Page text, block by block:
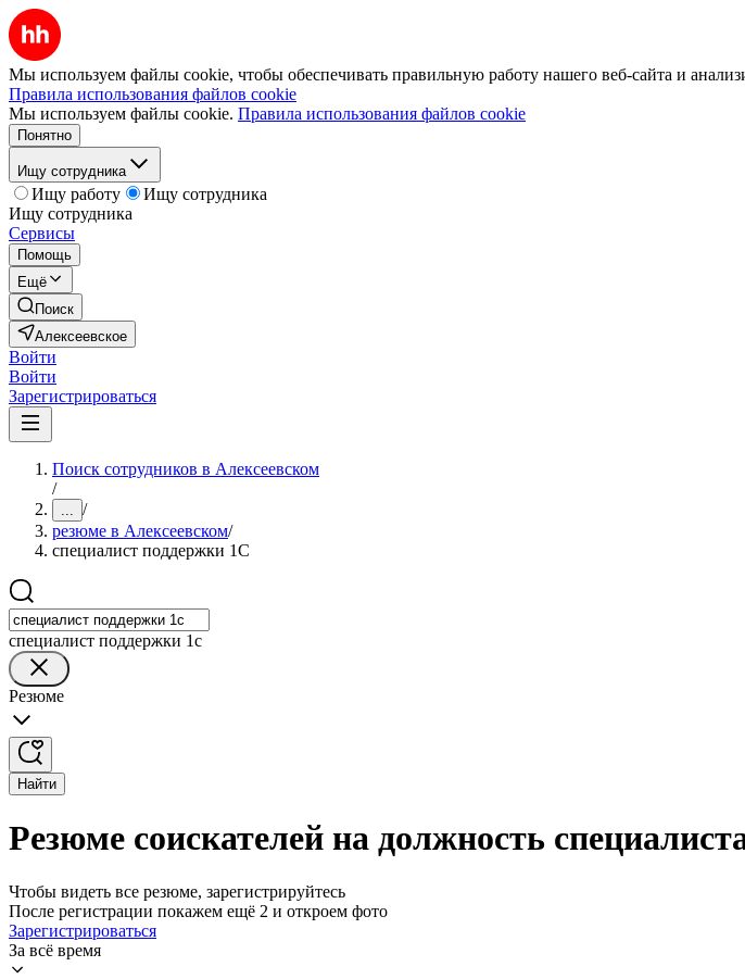
Мы используем файлы cookie, чтобы обеспечивать правильную работу нашего веб-сайта и
Правила использования файлов cookie
Мы используем файлы cookie. Правила использования файлов cookie
Понятно
Ищу сотрудника
Ищу работу
Ищу сотрудника
Ищу сотрудника
Сервисы
Помощь
Ещё
Поиск
Алексеевское
Войти
Войти
Зарегистрироваться
Поиск сотрудников в Алексеевском
/
... /
резюме в Алексеевском/
специалист поддержки 1С
специалист поддержки 1с
Резюме
Найти
Резюме соискателей на должность
Чтобы видеть все резюме, зарегистрируйтесь
После регистрации покажем ещё 2 и откроем фото
Зарегистрироваться
За всё время